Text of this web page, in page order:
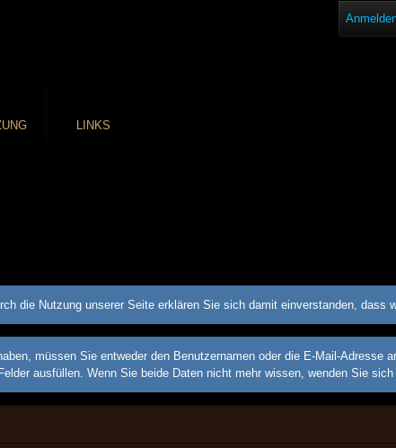
LINKS
die Nutzung unserer Seite erklären Sie sich damit einverstanden, dass
müssen Sie entweder den Benutzernamen oder die E-Mail-Adresse
ausfüllen. Wenn Sie beide Daten nicht mehr wissen, wenden Sie